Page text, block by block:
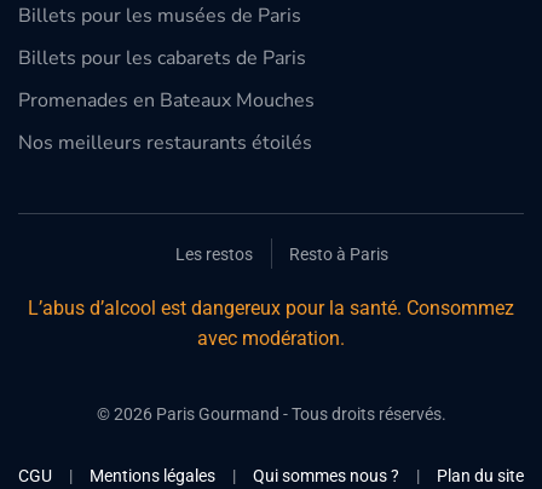
Billets pour les musées de Paris
Billets pour les cabarets de Paris
Promenades en Bateaux Mouches
Nos meilleurs restaurants étoilés
Les restos Resto à Paris
L’abus d’alcool est dangereux pour la santé. Consommez
avec modération.
©2026Paris Gourmand - Tous droits réservés.
CGU | Mentions légales | Qui sommes nous ? | Plan du site